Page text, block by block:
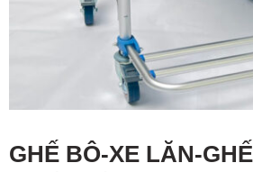
GHẾ BÔ-XE LĂN-